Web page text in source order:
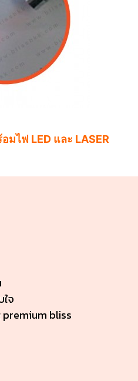
มไฟ LED และ LASER
จ
bliss